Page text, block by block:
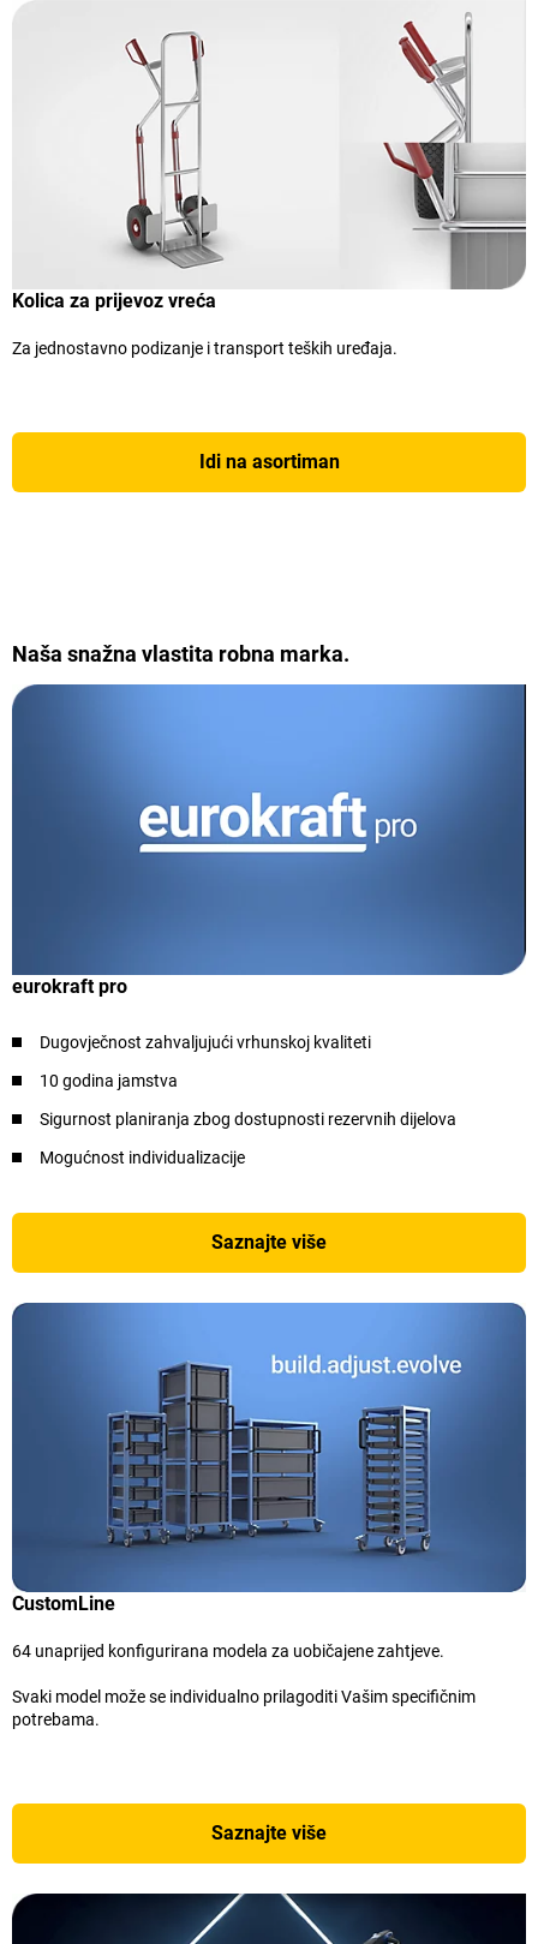
Kolica za prijevoz vreća
Za jednostavno podizanje i transport teških uređaja.
Idi na asortiman
Naša snažna vlastita robna marka.
eurokraft pro
Dugovječnost zahvaljujući vrhunskoj kvaliteti
10 godina jamstva
Sigurnost planiranja zbog dostupnosti rezervnih dijelova
Mogućnost individualizacije
Saznajte više
CustomLine
64 unaprijed konfigurirana modela za uobičajene zahtjeve.
Svaki model može se individualno prilagoditi Vašim specifičnim
potrebama.
Saznajte više